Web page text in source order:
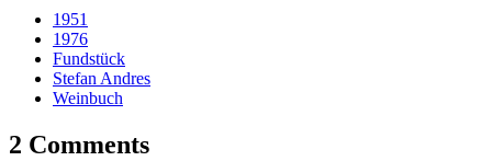
1951
1976
Fundstück
Stefan Andres
Weinbuch
2 Comments